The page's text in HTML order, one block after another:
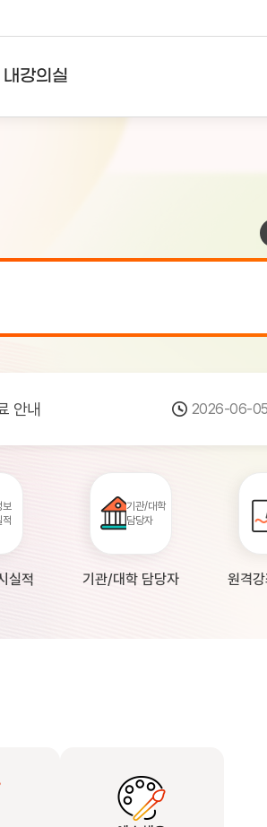
내강의실
~ 7월... 2026-07-
안내 2026-06-
조사 안내(자주묻... 2026-04-
보
적
실적
기관/대학
담당자
기관/대학 담당자 원격